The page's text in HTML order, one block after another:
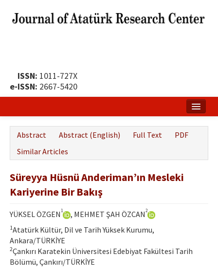
ISSN: 1011-727X
e-ISSN: 2667-5420
Publication Policy
Boards of the Journal
Publication Principles
Ethical Principles
Author's Guide
Refereeing Guide
Abstract Abstract (English) Full Text
PDF
Similar Articles
Süreyya Hüsnü Anderiman’ın Mesleki
Kariyerine Bir Bakış
YÜKSEL ÖZGEN 1 , MEHMET ŞAH ÖZCAN2
1Atatürk Kültür, Dil ve Tarih Yüksek Kurumu,
Ankara/TÜRKİYE
2Çankırı Karatekin Üniversitesi Edebiyat Fakültesi Tarih
Bölümü, Çankırı/TÜRKİYE